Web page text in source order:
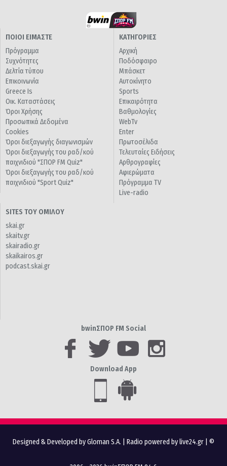
ΠΟΙΟΙ ΕΙΜΑΣΤΕ
Πρόγραμμα
Συχνότητες
Δελτία τύπου
Επικοινωνία
Greece Is
Οικ. Καταστάσεις
Όροι Χρήσης
Προσωπικά Δεδομένα
Cookies
Όροι διεξαγωγής διαγωνισμών
Όροι διεξαγωγής του ραδ/κού
παιχνιδιού "ΣΠΟΡ FM Quiz"
Όροι διεξαγωγής του ραδ/κού
παιχνιδιού "Sport Quiz"
ΚΑΤΗΓΟΡΙΕΣ
Αρχική
Ποδόσφαιρο
Μπάσκετ
Αυτοκίνητο
Sports
Επικαιρότητα
Βαθμολογίες
WebTv
Enter
Πρωτοσέλιδα
Τελευταίες Ειδήσεις
Αρθρογραφίες
Αφιερώματα
Πρόγραμμα TV
Live-radio
SITES ΤΟΥ ΟΜΙΛΟΥ
skai.gr
skaitv.gr
skairadio.gr
skaikairos.gr
podcast.skai.gr
bwinΣΠΟΡ FM Social
Download App
Designed & Developed by Gloman S.A. Radio powered by live24.gr | ©